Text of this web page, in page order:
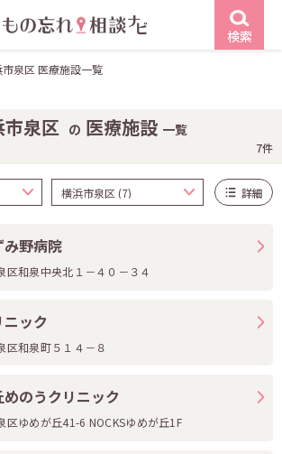
検索
泉区 医療施設一覧
市泉区 の 医療施設 一覧
7件
詳細
み野病院
区和泉中央北１－４０－３４
ック
区和泉町５１４－８
のうクリニック
区ゆめが丘41-6 NOCKSゆめが丘1F